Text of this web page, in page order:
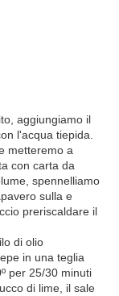
aggiungiamo il
l'acqua tiepida.
metteremo a
con carta da
spennelliamo
sulla e
preriscaldare il
di olio
in una teglia
per 25/30 minuti
di lime, il sale